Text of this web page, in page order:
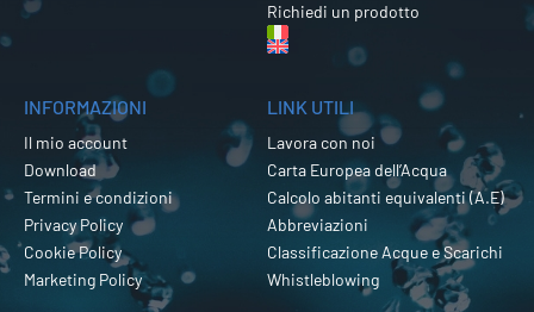
Richiedi un prodotto
INFORMAZIONI
Il mio account
Download
Termini e condizioni
Privacy Policy
Cookie Policy
Marketing Policy
LINK UTILI
Lavora con noi
Carta Europea dell’Acqua
Calcolo abitanti equivalenti (A.E)
Abbreviazioni
Classificazione Acque e Scarichi
Whistleblowing